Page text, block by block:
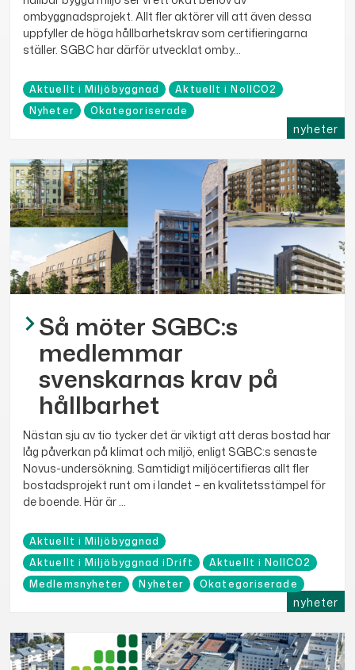
nyheter
ombyggnadsprojekt. Allt fler aktörer vill att även dessa
uppfyller de höga hållbarhetskrav som certifieringarna
ställer. SGBC har därför utvecklat omby...
Aktuellt i Miljöbyggnad
Aktuellt i NollCO2
Nyheter
Okategoriserade
nyheter
Så möter SGBC:s
medlemmar
svenskarnas krav på
hållbarhet
Nästan sju av tio tycker det är viktigt att deras bostad har
låg påverkan på klimat och miljö, enligt SGBC:s senaste
Novus-undersökning. Samtidigt miljöcertifieras allt fler
bostadsprojekt runt om i landet – en kvalitetsstämpel för
de boende. Här är ...
Aktuellt i Miljöbyggnad
Aktuellt i Miljöbyggnad iDrift
Aktuellt i NollCO2
Medlemsnyheter
Nyheter Okategoriserade